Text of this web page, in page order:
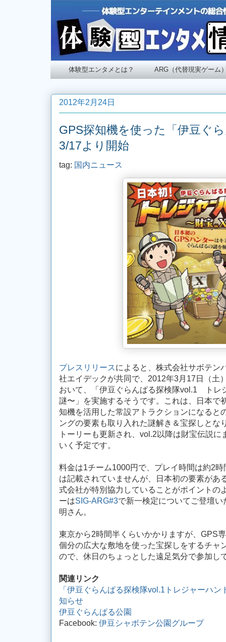
体験型エンタメとは？ ARG（代替現実ゲーム
2012年2月24日
GPS探知機を使った「伊豆ぐ
3/17より開始
tag: 国内ニュース
プレスリリースによると、株式会社サボテン
社エイデックが共同で、2012年3月17日（土
おいて、「伊豆ぐらんぱる探検隊vol.1 トレ
謎〜」を実施するそうです。これは、日本で
知機を活用した常設アトラクションになると
ングの要素も取り入れた謎解き＆宝探しとな
トーリーも更新され、vol.2以降は財宝伝説
いく予定です。
料金は1チーム1000円で、プレイ時間は約2
は記載されていませんが、日本初の要素があ
式会社が特別協力していることがポイントの
ーはSIG-ARG#3で新一検定についてご登壇
明さん。
東京から2時間半くらいかかりますが、GPS
個分の広大な敷地を使った宝探しをするチャ
ので、休日のちょっとした遠足気分で参加し
関連リンク
「伊豆ぐらんぱる探検隊vol.1トレジャーハン
知らせ
伊豆ぐらんぱる公園
Facebook: 伊豆シャボテン公園グループ